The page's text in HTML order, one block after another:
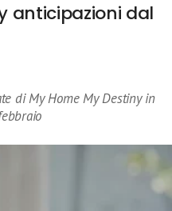
anticipazioni dal
di My Home My Destiny in